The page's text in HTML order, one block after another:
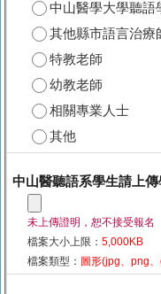
中山醫學大學聽語
其他縣市語言治療
特教老師
幼教老師
相關專業人士
其他
中山醫聽語系學生請上
未上傳證明，恕不接受報名
檔案大小上限： 5,000KB
檔案類型： 圖形(jpg、png